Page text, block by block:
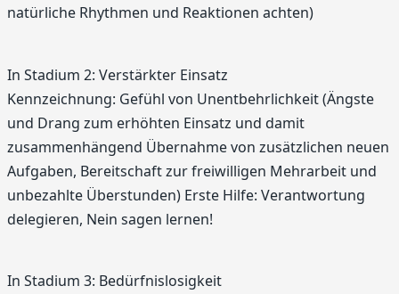
natürliche Rhythmen und Reaktionen achten)
In Stadium 2: Verstärkter Einsatz
Kennzeichnung: Gefühl von Unentbehrlichkeit (Ängste
und Drang zum erhöhten Einsatz und damit
zusammenhängend Übernahme von zusätzlichen neuen
Aufgaben, Bereitschaft zur freiwilligen Mehrarbeit und
unbezahlte Überstunden) Erste Hilfe: Verantwortung
delegieren, Nein sagen lernen!
In Stadium 3: Bedürfnislosigkeit